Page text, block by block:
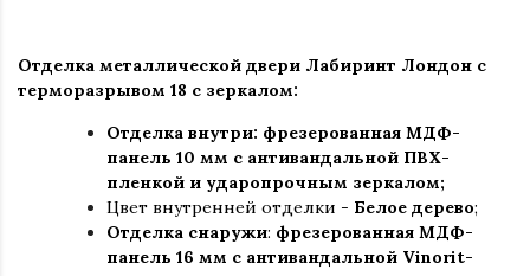
Отделка металлической двери Лабиринт Лондон с
терморазрывом 18 с зеркалом:
Отделка внутри: фрезерованная МДФ-
панель 10 мм с антивандальной ПВХ-
пленкой и ударопрочным зеркалом;
Цвет внутренней отделки - Белое дерево;
Отделка снаружи: фрезерованная МДФ-
панель 16 мм с антивандальной Vinorit-